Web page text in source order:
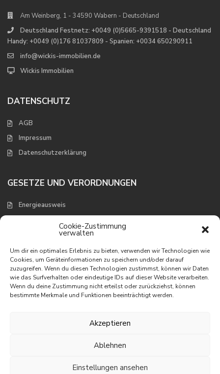
Cookie-Zustimmung
verwalten
Um dir ein optimales Erlebnis zu bieten, verwenden wir Technologien wie
Cookies, um Geräteinformationen zu speichern und/oder darauf
zuzugreifen. Wenn du diesen Technologien zustimmst, können wir Daten
wie das Surfverhalten oder eindeutige IDs auf dieser Website verarbeiten.
Wenn du deine Zustimmung nicht erteilst oder zurückziehst, können
bestimmte Merkmale und Funktionen beeinträchtigt werden.
Akzeptieren
Ablehnen
Einstellungen ansehen
Am Weinberg, 1 - 34590 Wabern - Deutschland
Deutschland Festnetz: +0049 (0)5665-9391518 - Deutschland
Handy: +0049 (0)176 81037809 - Spanien: +0034 650290911
info@wickis-immobilien.de
Wickis Immobilien
DATENSCHUTZ
AGB
Impressum
Datenschutzerklärung
GESETZE UND VERORDNUNGEN
Energieausweis
NEUESTE EIGENSCHAFTEN
Appartement mit wunderbarem
Meerbli...
195.000 €
465.000 €